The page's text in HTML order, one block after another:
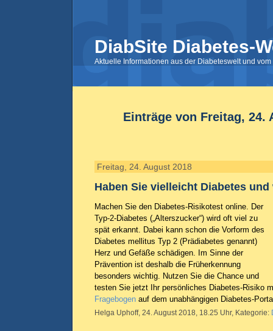
DiabSite Diabetes-
Aktuelle Informationen aus der Diabeteswelt und
Einträge von Freitag, 24.
Freitag, 24. August 2018
Haben Sie vielleicht Diabetes
Machen Sie den Diabetes-Risikotest online. Der
Typ-2-Diabetes („Alterszucker“) wird oft viel zu
spät erkannt. Dabei kann schon die Vorform des
Diabetes mellitus Typ 2 (Prädiabetes genannt)
Herz und Gefäße schädigen. Im Sinne der
Prävention ist deshalb die Früherkennung
besonders wichtig. Nutzen Sie die Chance und
testen Sie jetzt Ihr persönliches Diabetes-Risiko
Fragebogen auf dem unabhängigen Diabetes-
Helga Uphoff, 24. August 2018, 18.25 Uhr, Kategorie: